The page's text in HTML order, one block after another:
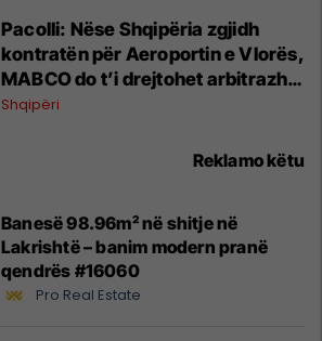
Pacolli: Nëse Shqipëria zgjidh
kontratën për Aeroportin e Vlorës,
MABCO do t’i drejtohet arbitrazhit
ndërkombëtar
Shqipëri
Reklamo këtu
Banesë 98.96m² në shitje në
Lakrishtë – banim modern pranë
qendrës #16060
Pro Real Estate